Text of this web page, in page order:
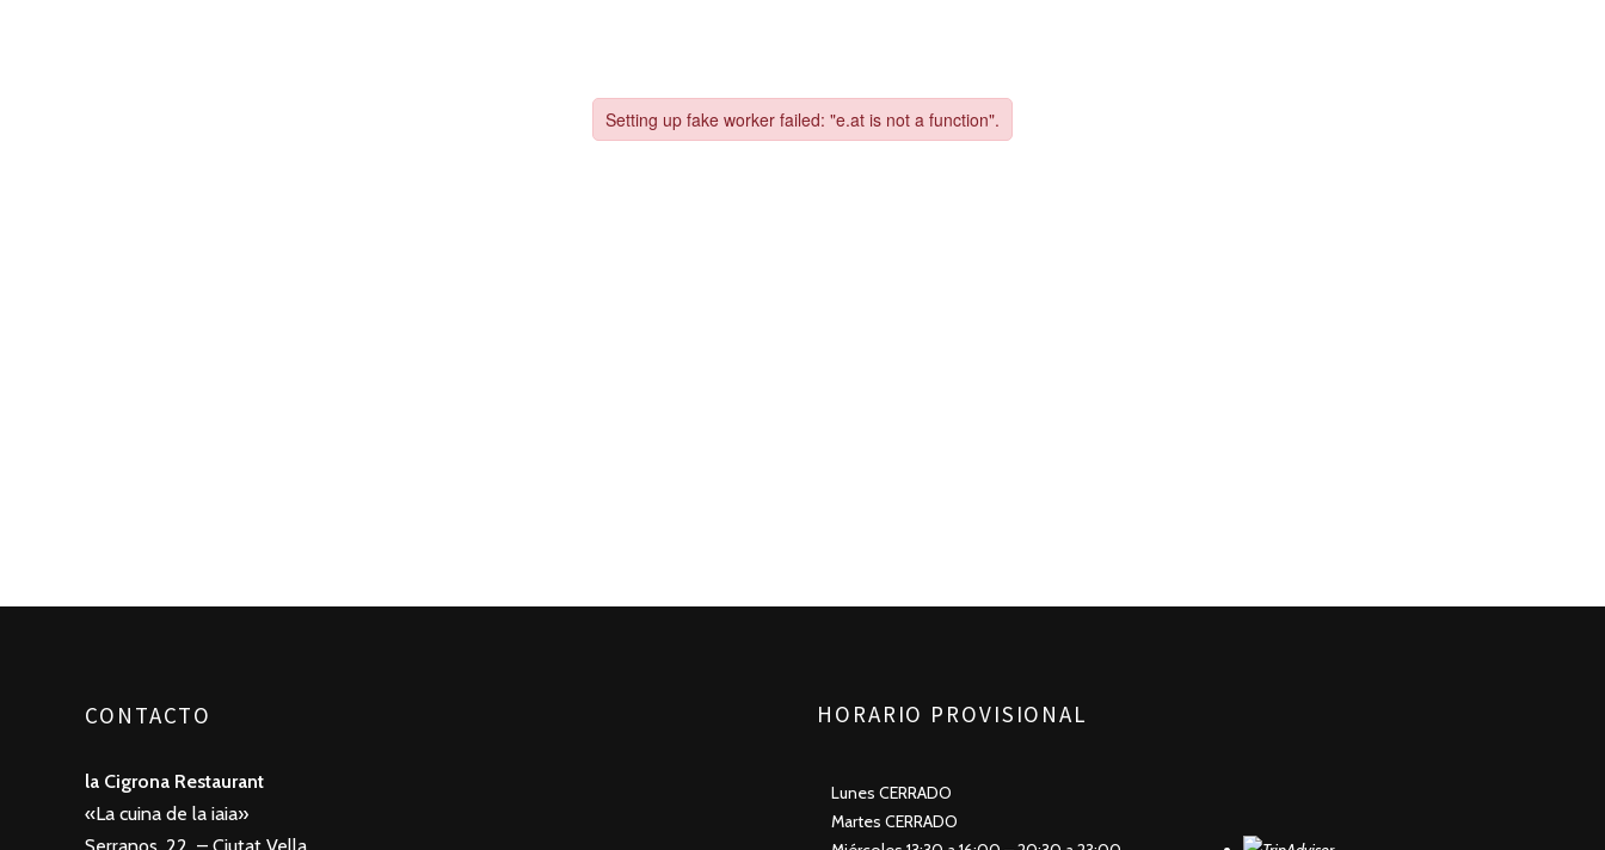
CONTACTO
la Cigrona Restaurant
«La cuina de la iaia»
Serranos, 22 – Ciutat Vella
HORARIO PROVISIONAL
Lunes CERRADO
Martes CERRADO